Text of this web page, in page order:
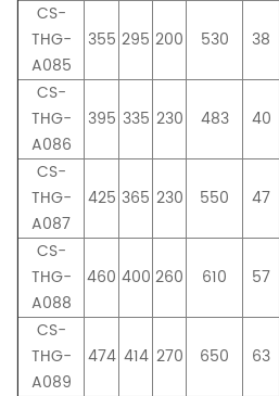
CS-
THG-
A085
355 295 200 530 38
CS-
THG-
A086
395 335 230 483 40
CS-
THG-
A087
425 365 230 550 47
CS-
THG-
A088
460 400 260 610 57
CS-
THG-
A089
474 414 270 650 63